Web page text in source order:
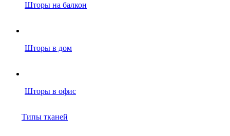
Шторы на балкон
Шторы в дом
Шторы в офис
Типы тканей